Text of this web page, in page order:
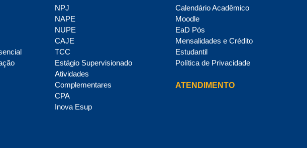
NPJ
NAPE
NUPE
CAJE
TCC
Estágio Supervisionado
Atividades
Complementares
CPA
Inova Esup
Calendário Acadêmico
Moodle
EaD Pós
Mensalidades e Crédito
Estudantil
Política de Privacidade
ATENDIMENTO